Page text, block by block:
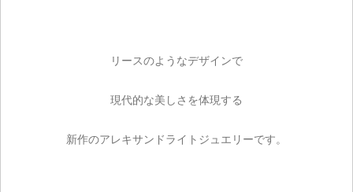
リースのようなデザインで
現代的な美しさを体現する
新作のアレキサンドライトジュエリーです。